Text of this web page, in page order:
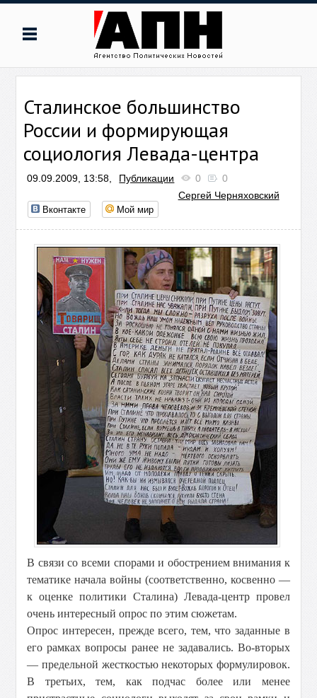
Сталинское большинство
России и формирующая
социология Левада-центра
09.09.2009, 13:58, Публикации 0
0
Сергей Черняховский
Вконтакте Мой мир
В связи со всеми спорами и обострением внимания к
тематике начала войны (соответственно, косвенно —
к оценке политики Сталина) Левада-центр провел
очень интересный опрос по этим сюжетам.
Опрос интересен, прежде всего, тем, что заданные в
его рамках вопросы ранее не задавались. Во-вторых
— предельной жесткостью некоторых формулировок.
В третьих, тем, как подчас более или менее